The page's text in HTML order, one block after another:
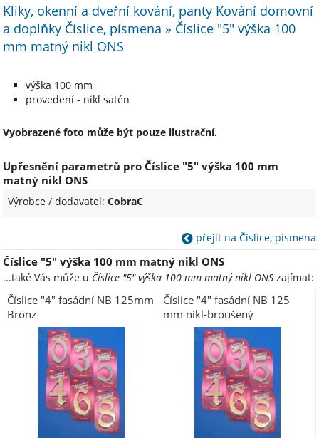
Kliky, okenní a dveřní kování, panty Kování domovní
a doplňky Číslice, písmena » Číslice "5" výška 100
mm matný nikl ONS
výška 100 mm
provedení - nikl satén
Vyobrazené foto může být pouze ilustrační.
Upřesnění parametrů pro Číslice "5" výška 100 mm
matný nikl ONS
Výrobce / dodavatel:CobraC
přejít na Číslice, písmena
Číslice "5" výška 100 mm matný nikl ONS
...také Vás může u Číslice "5" výška 100 mm matný nikl ONS zajímat:
Číslice "4" fasádní NB 125mm
Bronz
Číslice "4" fasádní NB 125
mm nikl-broušený